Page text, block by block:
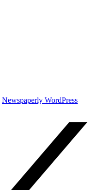
Newspaperly WordPress